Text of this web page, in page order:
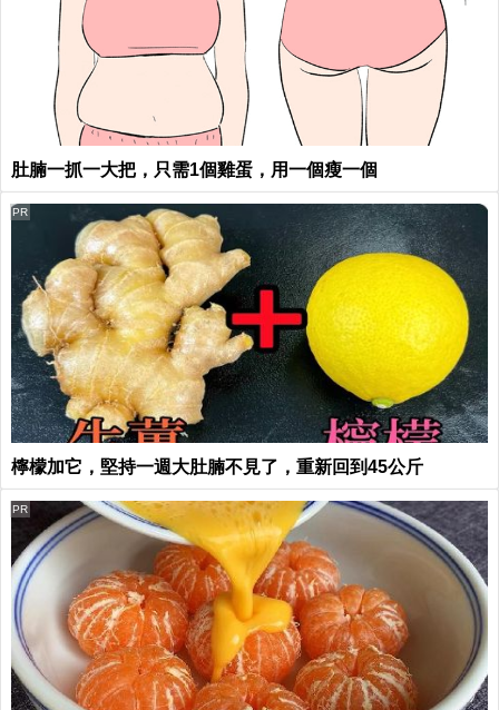
肚腩一抓一大把，只需1個雞蛋，用一個瘦一個
檸檬加它，堅持一週大肚腩不見了，重新回到45公斤
PR
PR